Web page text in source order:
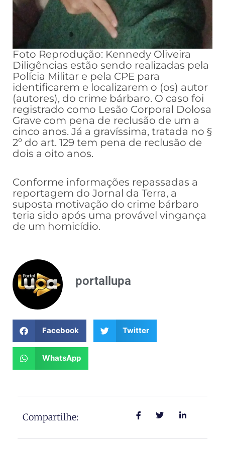
Foto Reprodução: Kennedy Oliveira
Diligências estão sendo realizadas pela
Polícia Militar e pela CPE para
identificarem e localizarem o (os) autor
(autores), do crime bárbaro. O caso foi
registrado como Lesão Corporal Dolosa
Grave com pena de reclusão de um a
cinco anos. Já a gravíssima, tratada no §
2º do art. 129 tem pena de reclusão de
dois a oito anos.
Conforme informações repassadas a
reportagem do Jornal da Terra, a
suposta motivação do crime bárbaro
teria sido após uma provável vingança
de um homicídio.
portallupa
Facebook Twitter
WhatsApp
Compartilhe: